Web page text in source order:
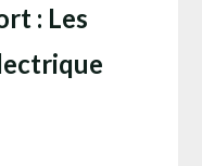
: Les